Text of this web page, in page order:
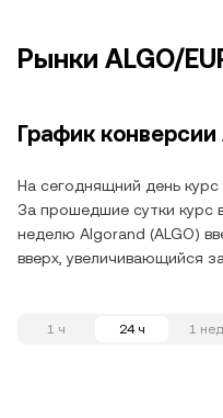
Рынки ALGO/
График конверсии
На сегоднящний день курс
За прошедшие сутки курс
неделю Algorand (ALGO)
вверх, увеличивающийся
1 ч 24 ч 1